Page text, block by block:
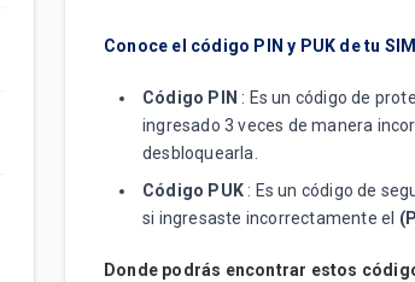
Conoce el código PIN y PUK de tu
Código PIN : Es un código de
ingresado 3 veces de manera
desbloquearla.
Código PUK : Es un código de
si ingresaste incorrectamente el
Donde podrás encontrar estos